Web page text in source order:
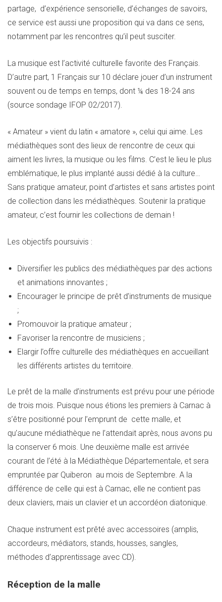
partage, d’expérience sensorielle, d’échanges de savoirs,
ce service est aussi une proposition qui va dans ce sens,
notamment par les rencontres qu’il peut susciter.
La musique est l’activité culturelle favorite des Français.
D’autre part, 1 Français sur 10 déclare jouer d’un instrument
souvent ou de temps en temps, dont ¼ des 18-24 ans
(source sondage IFOP 02/2017).
« Amateur » vient du latin « amatore », celui qui aime. Les
médiathèques sont des lieux de rencontre de ceux qui
aiment les livres, la musique ou les films. C’est le lieu le plus
emblématique, le plus implanté aussi dédié à la culture…
Sans pratique amateur, point d’artistes et sans artistes point
de collection dans les médiathèques. Soutenir la pratique
amateur, c’est fournir les collections de demain !
Les objectifs poursuivis :
Diversifier les publics des médiathèques par des actions
et animations innovantes ;
Encourager le principe de prêt d’instruments de musique
;
Promouvoir la pratique amateur ;
Favoriser la rencontre de musiciens ;
Elargir l’offre culturelle des médiathèques en accueillant
les différents artistes du territoire.
Le prêt de la malle d’instruments est prévu pour une période
de trois mois. Puisque nous étions les premiers à Carnac à
s’être positionné pour l’emprunt de cette malle, et
qu’aucune médiathèque ne l’attendait après, nous avons pu
la conserver 6 mois. Une deuxième malle est arrivée
courant de l’été à la Médiathèque Départementale, et sera
empruntée par Quiberon au mois de Septembre. A la
différence de celle qui est à Carnac, elle ne contient pas
deux claviers, mais un clavier et un accordéon diatonique.
Chaque instrument est prêté avec accessoires (amplis,
accordeurs, médiators, stands, housses, sangles,
méthodes d’apprentissage avec CD).
Réception de la malle